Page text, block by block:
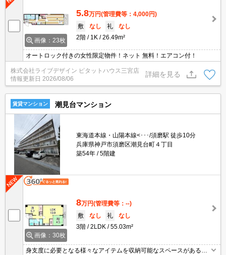
画像：23枚
5.8万円(管理費等：4,000円)
敷
なし 礼
なし
2階
1K 26.49m²
オートロック付きの女性限定物件！ネット 無料！エアコン付！
株式会社ライブデザイン ピタットハウス三宮店
情報更新日 2026/08/06
詳細を見る
賃貸マンション 潮見台マンション
東海道本線・山陽本線<･･･/須磨駅 徒歩10分
兵庫県神戸市須磨区潮見台町４丁目
築54年
5階建
画像：30枚
8万円(管理費等：--)
敷
なし 礼
なし
3階
2LDK 55.03m²
身支度に必要となる様々なアイテムを収納可能なスペースがある独